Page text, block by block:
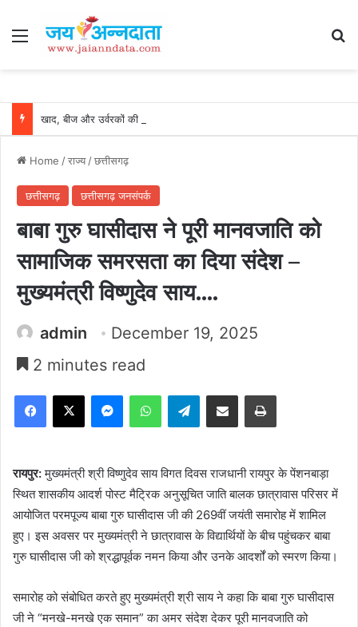
Menu
Home /राज्य/छत्तीसगढ़
छत्तीसगढ़ छत्तीसगढ़ जनसंपर्क
बाबा गुरु घासीदास ने पूरी मानवजाति को
सामाजिक समरसता का दिया संदेश –
मुख्यमंत्री विष्णुदेव साय….
admin
December 19, 2025
2 minutes read
Facebook
X MessengerWhatsAppTelegramShare via Email Print
रायपुर:मुख्यमंत्री श्री विष्णुदेव साय विगत दिवस राजधानी रायपुर के पेंशनबाड़ा
स्थित शासकीय आदर्श पोस्ट मैट्रिक अनुसूचित जाति बालक छात्रावास परिसर में
आयोजित परमपूज्य बाबा गुरु घासीदास जी की 269वीं जयंती समारोह में शामिल
हुए। इस अवसर पर मुख्यमंत्री ने छात्रावास के विद्यार्थियों के बीच पहुंचकर बाबा
गुरु घासीदास जी को श्रद्धापूर्वक नमन किया और उनके आदर्शों को स्मरण किया।
समारोह को संबोधित करते हुए मुख्यमंत्री श्री साय ने कहा कि बाबा गुरु घासीदास
जी ने “मनखे-मनखे एक समान” का अमर संदेश देकर पूरी मानवजाति को